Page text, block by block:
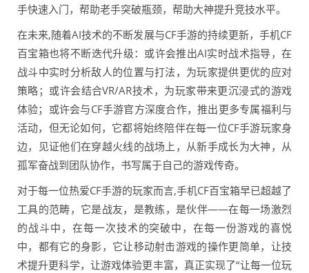
手快速入门，帮助老手突破瓶颈，帮助大神提升竞技水平。
在未来,随着AI技术的不断发展与CF手游的持续更新，手机CF
百宝箱也将不断迭代升级：或许会推出AI实时战术指导，在
战斗中实时分析敌人的位置与打法，为玩家提供更优的应对
策略；或许会结合VR/AR技术，为玩家带来更沉浸式的游戏
体验；或许会与CF手游官方深度合作，推出更多专属福利与
活动，但无论如何，它都将始终陪伴在每一位CF手游玩家身
边，见证他们在穿越火线的战场上，从新手成长为大神，从
孤军奋战到团队协作，书写属于自己的游戏传奇。
对于每一位热爱CF手游的玩家而言,手机CF百宝箱早已超越了
工具的范畴，它是战友，是教练，是伙伴——在每一场激烈
的战斗中，在每一次技术的突破中，在每一份游戏的喜悦
中，都有它的身影，它让移动射击游戏的操作更简单，让技
术提升更科学，让游戏体验更丰富，真正实现了“让每一位玩